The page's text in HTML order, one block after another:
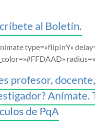
al Boletín.
type=»flipInY»
profesor,
Anímate.
de PqA